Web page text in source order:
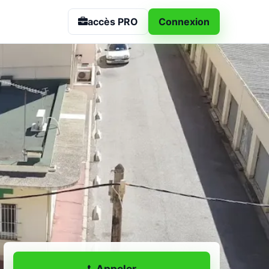
à Montpellier
accès PRO Connexion